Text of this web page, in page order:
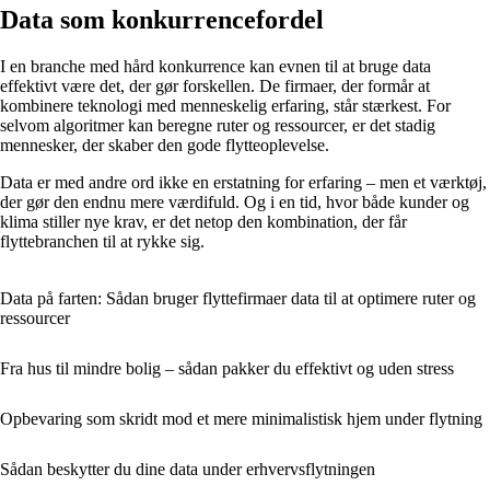
Data som konkurrencefordel
I en branche med hård konkurrence kan evnen til at bruge data
effektivt være det, der gør forskellen. De firmaer, der formår at
kombinere teknologi med menneskelig erfaring, står stærkest. For
selvom algoritmer kan beregne ruter og ressourcer, er det stadig
mennesker, der skaber den gode flytteoplevelse.
Data er med andre ord ikke en erstatning for erfaring – men et værktøj,
der gør den endnu mere værdifuld. Og i en tid, hvor både kunder og
klima stiller nye krav, er det netop den kombination, der får
flyttebranchen til at rykke sig.
Data på farten: Sådan bruger flyttefirmaer data til at optimere ruter og
ressourcer
Fra hus til mindre bolig – sådan pakker du effektivt og uden stress
Opbevaring som skridt mod et mere minimalistisk hjem under flytning
Sådan beskytter du dine data under erhvervsflytningen